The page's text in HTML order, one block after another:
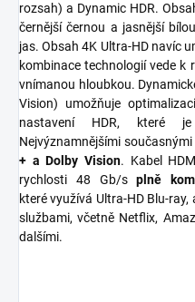
rozsah) a Dynamic HDR.
černější černou a jasnější
jas. Obsah 4K Ultra-HD navíc
kombinace technologií vede k
vnímanou hloubkou.
Vision) umožňuje
nastavení HDR, které
Nejvýznamnějšími
+ a Dolby Vision. Kabel
rychlosti 48 Gb/splně
které využívá Ultra-HD Blu-
službami, včetně Netflix,
dalšími.